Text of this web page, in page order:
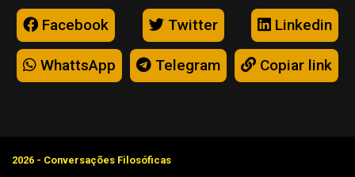
Facebook Twitter Linkedin
WhattsApp Telegram Copiar link
2026 - Conversações Filosóficas